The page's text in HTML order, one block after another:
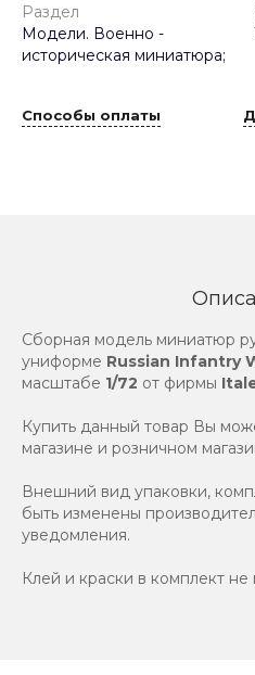
Раздел
Модели. Военно -
историческая миниатюра;
Способы оплаты
Сборная модель миниатюр
униформе Russian Infantry
масштабе 1/72 от фирмы
Купить данный товар Вы
магазине и розничном
Внешний вид упаковки,
быть изменены
уведомления.
Клей и краски в комплект не